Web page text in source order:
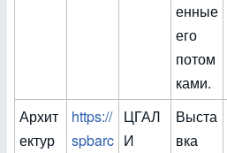
енные
его
потом
ками.
Архит
ектур
https://
spbarc
ЦГАЛ
И
Выста
вка